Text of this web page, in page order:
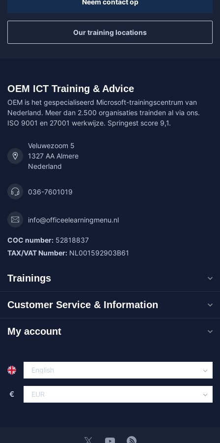
Neem contact op
Our training locations
OEM ICT Training & Advice
OEM is het gespecialiseerd Microsoft-trainingscentrum van
Nederland. Meer dan 2.500 organisaties trainden al via ons.
ISO 9001 en 27001 werkwijze. Springest score 9,1.
Veluwezoom 5
1327 AA Almere
Nederland
036-7601019
info@officeelearningmenu.nl
COC number: 52818837
TAX/VAT Number: NL001592903B61
Trainings
Customer Service & Information
My account
€